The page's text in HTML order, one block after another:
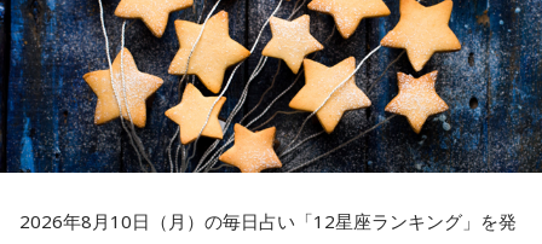
放送日時：毎週日曜 7:30～7:55
パーソナリティ：杉浦太陽、松井玲奈
番組Webサイト：https://www.tfm.co.jp/manabiyori/
番組公式X：@manabiyori_tfm
番組名：Dr.Recella presents 江原啓之 おと語り
放送日時：TOKYO FM／FM 大阪 毎週日曜 22:00～22:25、エ
フエム山陰 毎週土曜 12:30～12:55
出演者：江原啓之、奥迫協子
番組Webサイト：http://www.tfm.co.jp/oto/
『ヒプノシスマイク –Division Rap Battle-』の開発、運営を
手掛けるEVIL LINE RECORDSと株式会社Dazedが手掛ける二
次元キャラクターコンテンツ。
【イントロダクション】
リスマ性を日々見つめている。
【3位】魚座（うお座）
心の中にあった、わだかまりを解消できるようです。ほっと
できると、自分らしく活動できることでしょう。恋愛に対し
ても前向きになれそう。情熱的な相手を通して自分自身も成
2026年8月10日（月）の毎日占い「12星座ランキング」を発